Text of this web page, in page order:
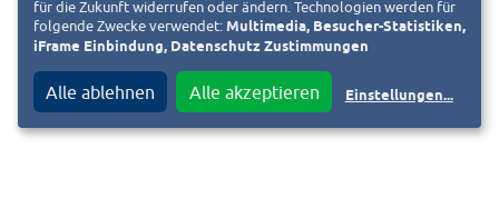
für die Zukunft widerrufen oder ändern. Technologien werden für
folgende Zwecke verwendet: Multimedia, Besucher-Statistiken,
iFrame Einbindung, Datenschutz Zustimmungen
Alle ablehnen Alle akzeptieren Einstellungen...